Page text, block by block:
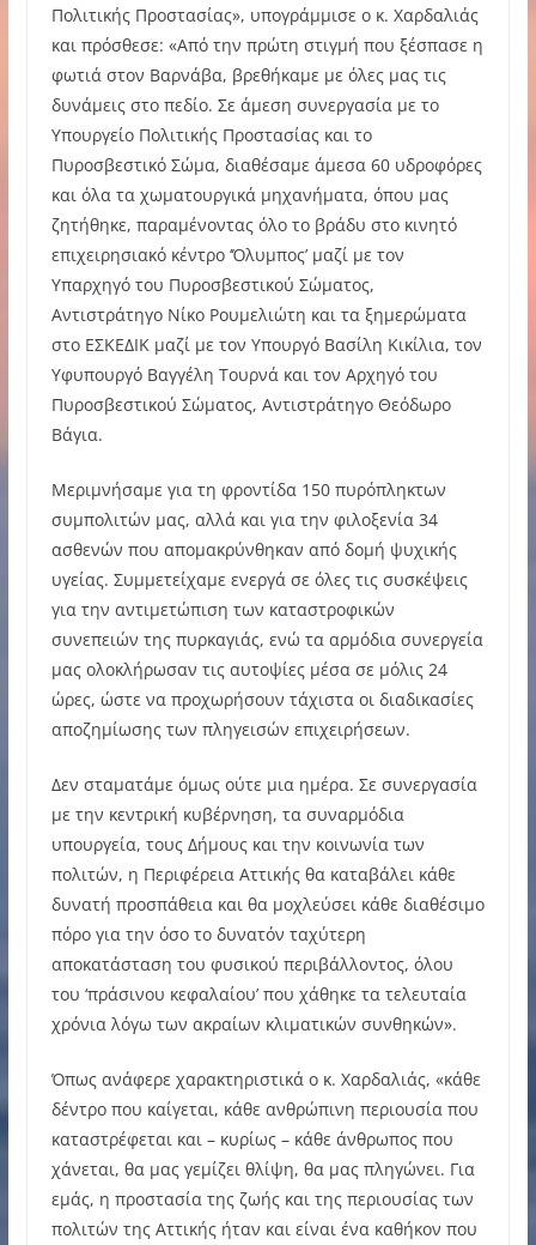
Πολιτικής Προστασίας», υπογράμμισε ο κ. Χαρδαλιάς
και πρόσθεσε: «Από την πρώτη στιγμή που ξέσπασε η
φωτιά στον Βαρνάβα, βρεθήκαμε με όλες μας τις
δυνάμεις στο πεδίο. Σε άμεση συνεργασία με το
Υπουργείο Πολιτικής Προστασίας και το
Πυροσβεστικό Σώμα, διαθέσαμε άμεσα 60 υδροφόρες
και όλα τα χωματουργικά μηχανήματα, όπου μας
ζητήθηκε, παραμένοντας όλο το βράδυ στο κινητό
επιχειρησιακό κέντρο ‘Όλυμπος’ μαζί με τον
Υπαρχηγό του Πυροσβεστικού Σώματος,
Αντιστράτηγο Νίκο Ρουμελιώτη και τα ξημερώματα
στο ΕΣΚΕΔΙΚ μαζί με τον Υπουργό Βασίλη Κικίλια, τον
Υφυπουργό Βαγγέλη Τουρνά και τον Αρχηγό του
Πυροσβεστικού Σώματος, Αντιστράτηγο Θεόδωρο
Βάγια.
Μεριμνήσαμε για τη φροντίδα 150 πυρόπληκτων
συμπολιτών μας, αλλά και για την φιλοξενία 34
ασθενών που απομακρύνθηκαν από δομή ψυχικής
υγείας. Συμμετείχαμε ενεργά σε όλες τις συσκέψεις
για την αντιμετώπιση των καταστροφικών
συνεπειών της πυρκαγιάς, ενώ τα αρμόδια συνεργεία
μας ολοκλήρωσαν τις αυτοψίες μέσα σε μόλις 24
ώρες, ώστε να προχωρήσουν τάχιστα οι διαδικασίες
αποζημίωσης των πληγεισών επιχειρήσεων.
Δεν σταματάμε όμως ούτε μια ημέρα. Σε συνεργασία
με την κεντρική κυβέρνηση, τα συναρμόδια
υπουργεία, τους Δήμους και την κοινωνία των
πολιτών, η Περιφέρεια Αττικής θα καταβάλει κάθε
δυνατή προσπάθεια και θα μοχλεύσει κάθε διαθέσιμο
πόρο για την όσο το δυνατόν ταχύτερη
αποκατάσταση του φυσικού περιβάλλοντος, όλου
του ‘πράσινου κεφαλαίου’ που χάθηκε τα τελευταία
χρόνια λόγω των ακραίων κλιματικών συνθηκών».
Όπως ανάφερε χαρακτηριστικά ο κ. Χαρδαλιάς, «κάθε
δέντρο που καίγεται, κάθε ανθρώπινη περιουσία που
καταστρέφεται και – κυρίως – κάθε άνθρωπος που
χάνεται, θα μας γεμίζει θλίψη, θα μας πληγώνει. Για
εμάς, η προστασία της ζωής και της περιουσίας των
πολιτών της Αττικής ήταν και είναι ένα καθήκον που